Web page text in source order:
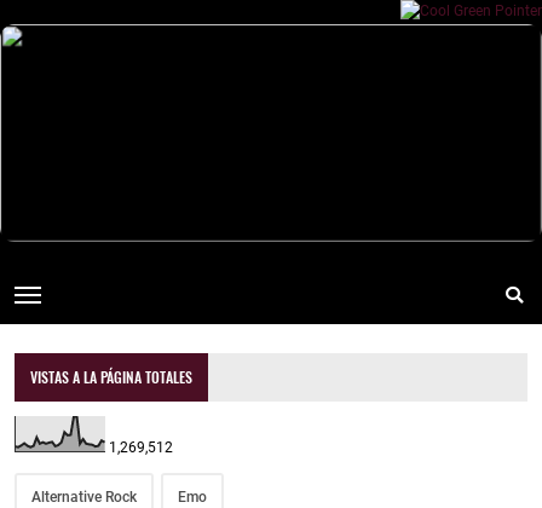
VISTAS A LA PÁGINA TOTALES
1,269,512
Alternative Rock Emo